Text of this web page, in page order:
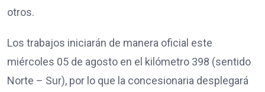
otros.
Los trabajos iniciarán de manera oficial este
miércoles 05 de agosto en el kilómetro 398 (sentido
Norte – Sur), por lo que la concesionaria desplegará